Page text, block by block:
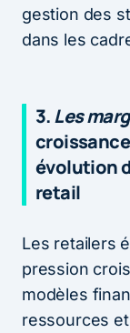
gestion des
dans les
3.Les
évolution
retail
Les retailers
pression
modèles
ressources